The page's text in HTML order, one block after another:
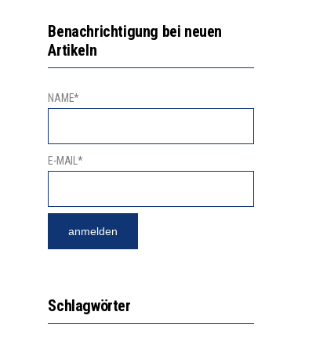
DAS INNOVATIONSPOTENZIAL
Benachrichtigung bei neuen
Artikeln
NAME*
E-MAIL*
Schlagwörter